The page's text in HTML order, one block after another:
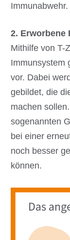
Immunabwehr.
2. Erworbene
Mithilfe von T-
Immunsystem
vor. Dabei
gebildet, die
machen
sogenannten
bei einer
noch besser
können.